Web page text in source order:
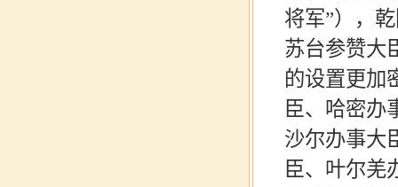
将军”），
苏台参赞大
的设置更加
臣、哈密办
沙尔办事大
臣、叶尔羌